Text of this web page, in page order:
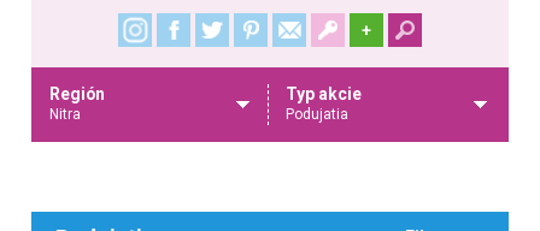
+
Región
Nitra
Typ akcie
Podujatia